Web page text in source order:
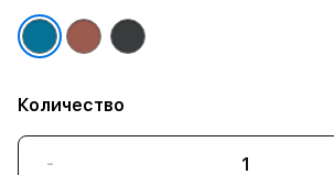
Количество
-